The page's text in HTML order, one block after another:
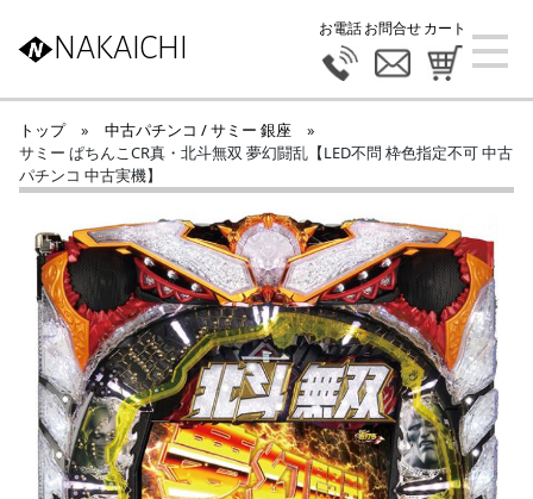
NAKAICHI
お電話お問合せカート
トップ » 中古パチンコ / サミー 銀座
»
サミー ぱちんこCR真・北斗無双 夢幻闘乱【LED不問 枠色指定不可 中古
パチンコ 中古実機】